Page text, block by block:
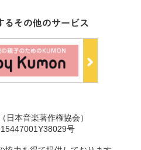
るその他のサービス
日本音楽著作権協会）
号